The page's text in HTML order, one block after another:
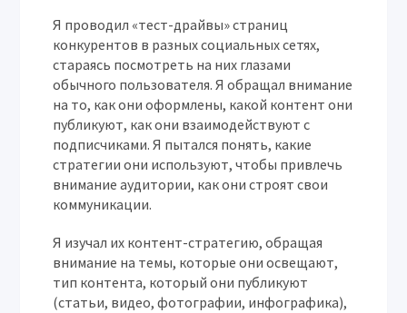
Я проводил «тест-драйвы» страниц
конкурентов в разных социальных сетях,
стараясь посмотреть на них глазами
обычного пользователя. Я обращал внимание
на то, как они оформлены, какой контент они
публикуют, как они взаимодействуют с
подписчиками. Я пытался понять, какие
стратегии они используют, чтобы привлечь
внимание аудитории, как они строят свои
коммуникации.
Я изучал их контент-стратегию, обращая
внимание на темы, которые они освещают,
тип контента, который они публикуют
(статьи, видео, фотографии, инфографика),